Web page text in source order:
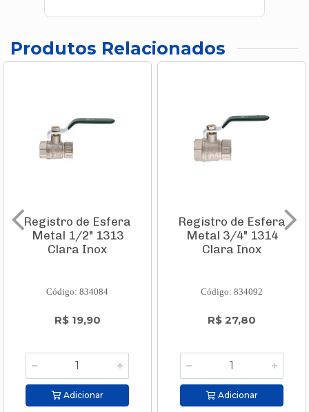
Produtos Relacionados
Registro de Esfera
Metal 1/2" 1313
Clara Inox
Código: 834084
R$ 19,90
Adicionar
Registro de Esfera
Metal 3/4" 1314
Clara Inox
Código: 834092
R$ 27,80
Adicionar